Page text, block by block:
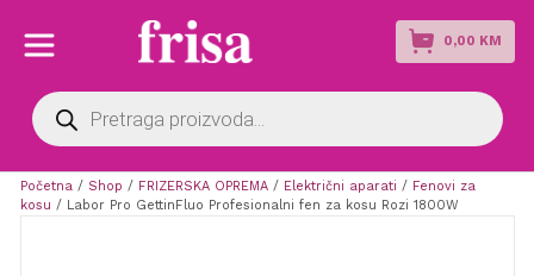
0,00 KM
Products
search
Početna / Shop / FRIZERSKA OPREMA/ Električni aparati / Fenovi za
kosu / Labor Pro GettinFluo Profesionalni fen za kosu Rozi 1800W